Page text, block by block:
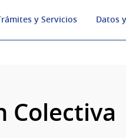
y Servicios Datos
Colectiva